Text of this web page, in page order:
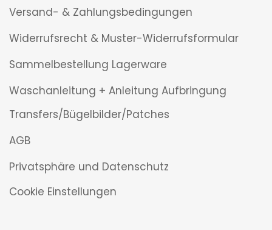
Versand- & Zahlungsbedingungen
Widerrufsrecht & Muster-Widerrufsformular
Sammelbestellung Lagerware
Waschanleitung + Anleitung Aufbringung
Transfers/Bügelbilder/Patches
AGB
Privatsphäre und Datenschutz
Cookie Einstellungen